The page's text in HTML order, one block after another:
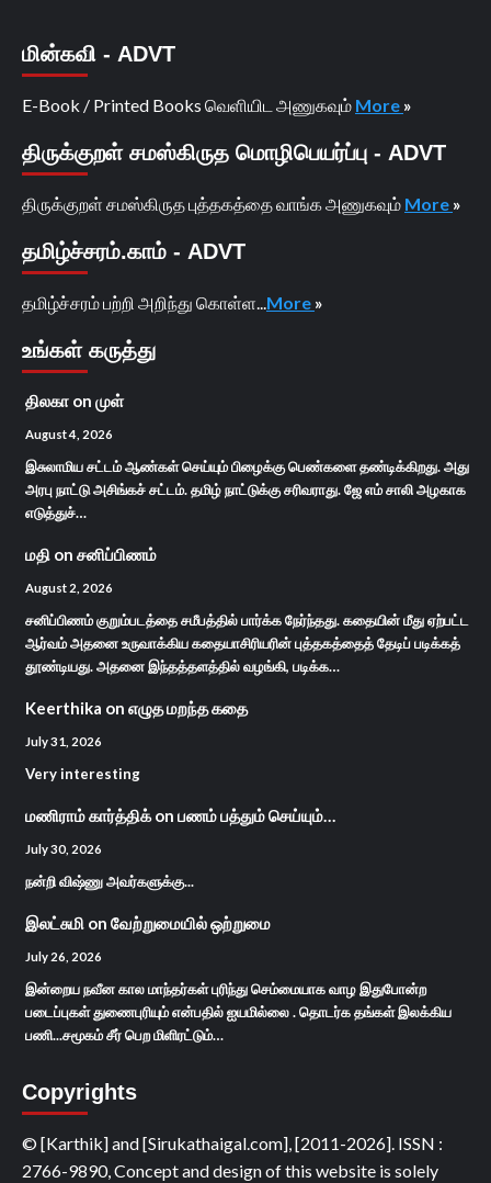
மின்கவி - ADVT
E-Book / Printed Books வெளியிட அணுகவும் More »
திருக்குறள் சமஸ்கிருத மொழிபெயர்ப்பு - ADVT
திருக்குறள் சமஸ்கிருத புத்தகத்தை வாங்க அணுகவும் More »
தமிழ்ச்சரம்.காம் - ADVT
தமிழ்ச்சரம் பற்றி அறிந்து கொள்ள... More »
உங்கள் கருத்து
திலகா on முள்
August 4, 2026
இசுலாமிய சட்டம் ஆண்கள் செய்யும் பிழைக்கு பெண்களை தண்டிக்கிறது. அது
அரபு நாட்டு அசிங்கச் சட்டம். தமிழ் நாட்டுக்கு சரிவராது. ஜே எம் சாலி அழகாக
எடுத்துச்…
மதி on சனிப்பிணம்
August 2, 2026
சனிப்பிணம் குறும்படத்தை சமீபத்தில் பார்க்க நேர்ந்தது. கதையின் மீது ஏற்பட்ட
ஆர்வம் அதனை உருவாக்கிய கதையாசிரியரின் புத்தகத்தைத் தேடிப் படிக்கத்
தூண்டியது. அதனை இந்தத்தளத்தில் வழங்கி, படிக்க…
Keerthika on எழுத மறந்த கதை
July 31, 2026
Very interesting
மணிராம் கார்த்திக்on பணம் பத்தும் செய்யும்…
July 30, 2026
நன்றி விஷ்ணு அவர்களுக்கு...
இலட்சுமி on வேற்றுமையில் ஒற்றுமை
July 26, 2026
இன்றைய நவீன கால மாந்தர்கள் புரிந்து செம்மையாக வாழ இதுபோன்ற
படைப்புகள் துணைபுரியும் என்பதில் ஐயமில்லை . தொடர்க தங்கள் இலக்கிய
பணி...சமூகம் சீர் பெற மிளிரட்டும்…
Copyrights
© [Karthik] and [Sirukathaigal.com], [2011-2026]. ISSN :
2766-9890, Concept and design of this website is solely